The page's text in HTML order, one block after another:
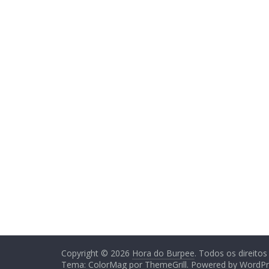
Copyright © 2026 Hora do Burpee. Todos os
Tema: ColorMag por ThemeGrill. Powered by